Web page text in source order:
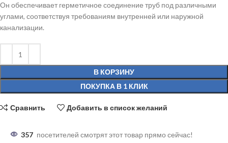
Он обеспечивает герметичное соединение труб под различными
углами, соответствуя требованиям внутренней или наружной
канализации.
В КОРЗИНУ
ПОКУПКА В 1 КЛИК
Сравнить Добавить в список желаний
357 посетителей смотрят этот товар прямо сейчас!